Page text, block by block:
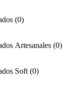
(0)
Artesanales (0)
Soft (0)